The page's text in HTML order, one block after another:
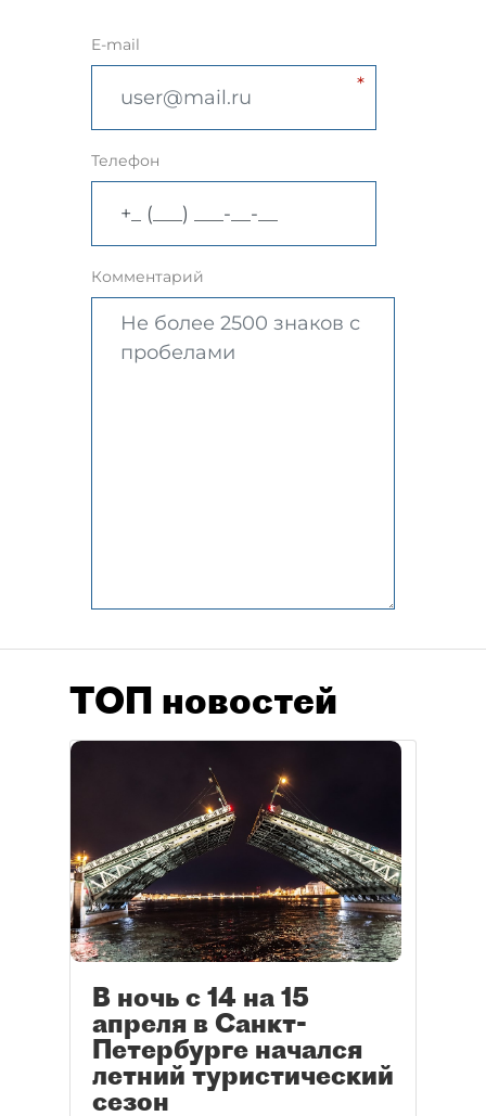
E-mail
Телефон
Комментарий
ТОП новостей
В ночь с 14 на 15
апреля в Санкт-
Петербурге начался
летний туристический
сезон